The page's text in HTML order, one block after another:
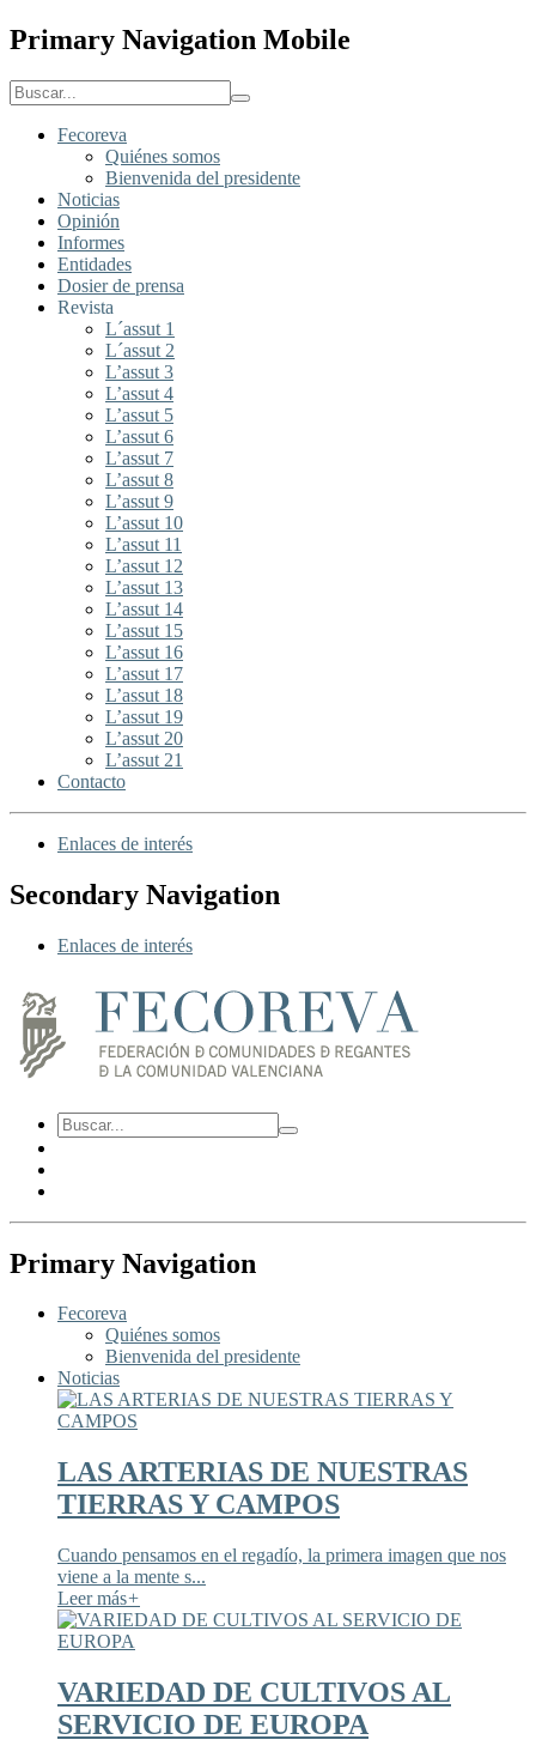
Primary Navigation Mobile
Fecoreva
Quiénes somos
Bienvenida del presidente
Noticias
Opinión
Informes
Entidades
Dosier de prensa
Revista
L´assut 1
L´assut 2
L’assut 3
L’assut 4
L’assut 5
L’assut 6
L’assut 7
L’assut 8
L’assut 9
L’assut 10
L’assut 11
L’assut 12
L’assut 13
L’assut 14
L’assut 15
L’assut 16
L’assut 17
L’assut 18
L’assut 19
L’assut 20
L’assut 21
Contacto
Enlaces de interés
Secondary Navigation
Enlaces de interés
Primary Navigation
Fecoreva
Quiénes somos
Bienvenida del presidente
Noticias
LAS ARTERIAS DE NUESTRAS
TIERRAS Y CAMPOS
Cuando pensamos en el regadío, la primera imagen que nos
viene a la mente s...
Leer más+
VARIEDAD DE CULTIVOS AL
SERVICIO DE EUROPA